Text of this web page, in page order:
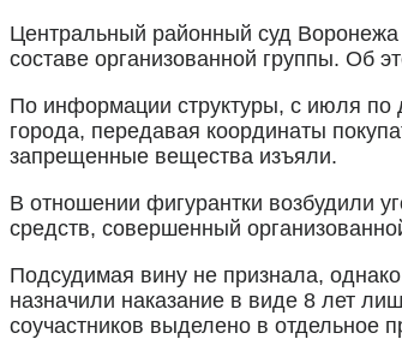
Центральный районный суд
составе организованной группы. Об
По информации структуры, с июля по
города, передавая координаты
запрещенные вещества изъяли.
В отношении фигурантки возбудили
средств, совершенный
Подсудимая вину не признала,
назначили наказание в виде 8 лет
соучастников выделено в отдельное